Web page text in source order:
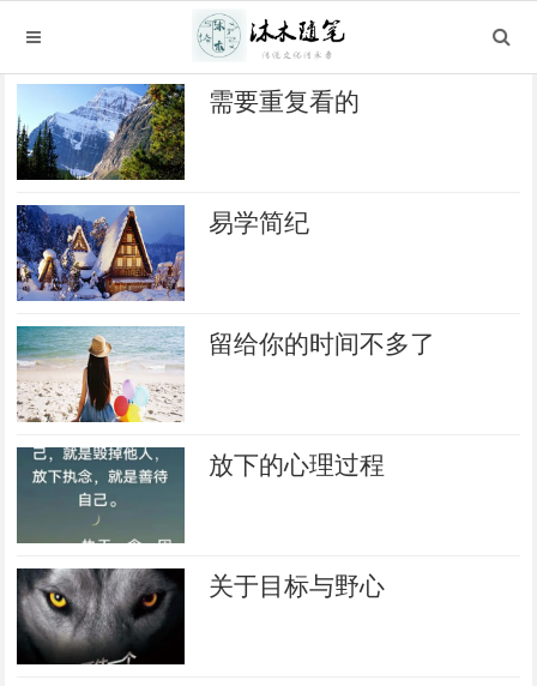
需要重复看的
易学简纪
留给你的时间不多了
放下的心理过程
关于目标与野心